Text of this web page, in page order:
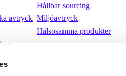
avtryck
Hållbar sourcing
Miljöavtryck
Hälsosamma produkter